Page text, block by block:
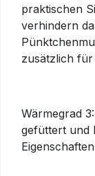
praktischen
verhindern
zusätzlich
Wärmegrad
gefüttert und